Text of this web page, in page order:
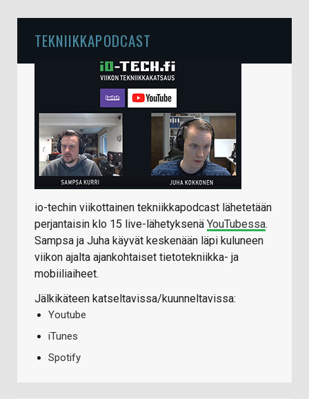
TEKNIIKKAPODCAST
io-techin viikottainen tekniikkapodcast lähetetään
perjantaisin klo 15 live-lähetyksenä YouTubessa.
Sampsa ja Juha käyvät keskenään läpi kuluneen
viikon ajalta ajankohtaiset tietotekniikka- ja
mobiiliaiheet.
Jälkikäteen katseltavissa/kuunneltavissa:
Youtube
iTunes
Spotify